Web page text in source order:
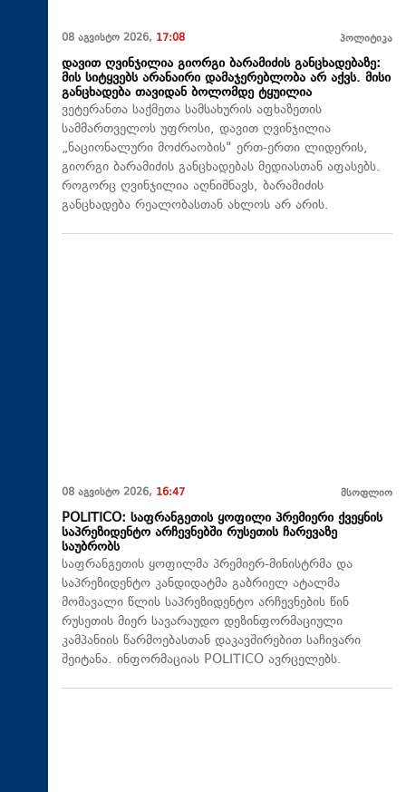
08 აგვისტო 2026, 17:08 პოლიტიკა
დავით ღვინჯილია გიორგი ბარამიძის განცხადებაზე:
მის სიტყვებს არანაირი დამაჯერებლობა არ აქვს. მისი
განცხადება თავიდან ბოლომდე ტყუილია
ვეტერანთა საქმეთა სამსახურის აფხაზეთის
სამმართველოს უფროსი, დავით ღვინჯილია
„ნაციონალური მოძრაობის" ერთ-ერთი ლიდერის,
გიორგი ბარამიძის განცხადებას მედიასთან აფასებს.
როგორც ღვინჯილია აღნიშნავს, ბარამიძის
განცხადება რეალობასთან ახლოს არ არის.
08 აგვისტო 2026, 16:47 მსოფლიო
POLITICO: საფრანგეთის ყოფილი პრემიერი ქვეყნის
საპრეზიდენტო არჩევნებში რუსეთის ჩარევაზე
საუბრობს
საფრანგეთის ყოფილმა პრემიერ-მინისტრმა და
საპრეზიდენტო კანდიდატმა გაბრიელ ატალმა
მომავალი წლის საპრეზიდენტო არჩევნების წინ
რუსეთის მიერ სავარაუდო დეზინფორმაციული
კამპანიის წარმოებასთან დაკავშირებით საჩივარი
შეიტანა. ინფორმაციას POLITICO ავრცელებს.